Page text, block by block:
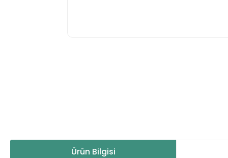
Ürün Bilgisi